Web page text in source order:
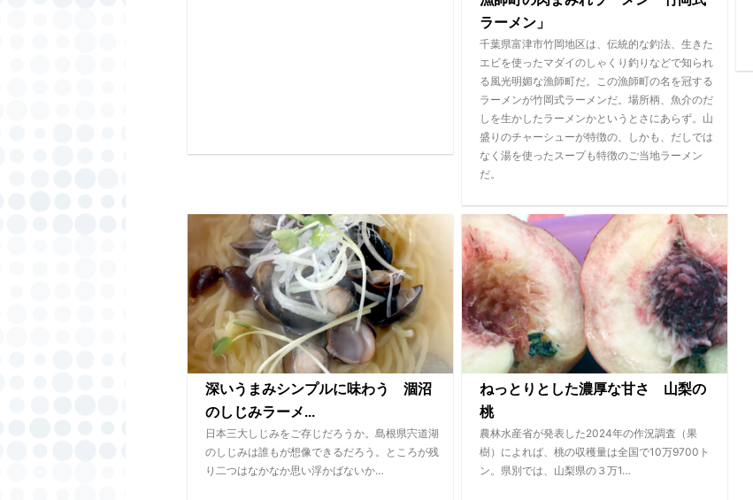
ラーメン」
千葉県富津市竹岡地区は、伝統的な釣法、生きた
エビを使ったマダイのしゃくり釣りなどで知られ
る風光明媚な漁師町だ。この漁師町の名を冠する
ラーメンが竹岡式ラーメンだ。場所柄、魚介のだ
しを生かしたラーメンかというとさにあらず。山
盛りのチャーシューが特徴の、しかも、だしでは
なく湯を使ったスープも特徴のご当地ラーメン
だ。
深いうまみシンプルに味わう 涸沼
のしじみラーメ...
日本三大しじみをご存じだろうか。島根県宍道湖
のしじみは誰もが想像できるだろう。ところが残
り二つはなかなか思い浮かばないか…
ねっとりとした濃厚な甘さ 山梨の
桃
農林水産省が発表した2024年の作況調査（果
樹）によれば、桃の収穫量は全国で10万9700ト
ン。県別では、山梨県の３万1…